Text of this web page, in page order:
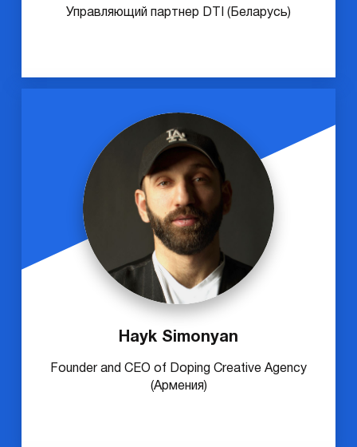
Управляющий партнер DTI (Беларусь)
Hayk Simonyan
Founder and CEO of Doping Creative Agency
(Армения)